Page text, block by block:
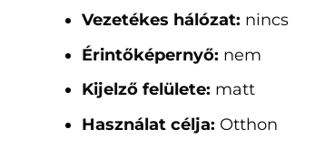
Vezetékes hálózat: nincs
Érintőképernyő: nem
Kijelző felülete: matt
Használat célja: Otthon